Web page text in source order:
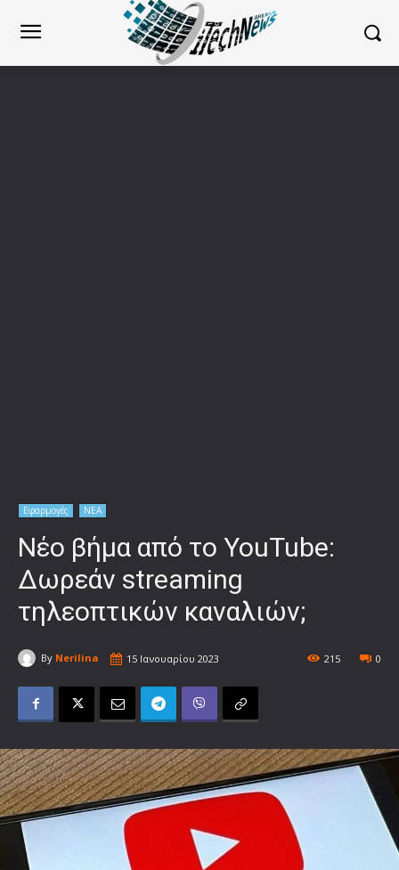
Εφαρμογές ΝΕΑ
Νέο βήμα από το YouTube:
Δωρεάν streaming
τηλεοπτικών καναλιών;
By Nerilina 15 Ιανουαρίου 2023 0
215